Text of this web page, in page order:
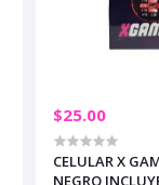
$25.00
CELULAR X GAMES
NEGRO